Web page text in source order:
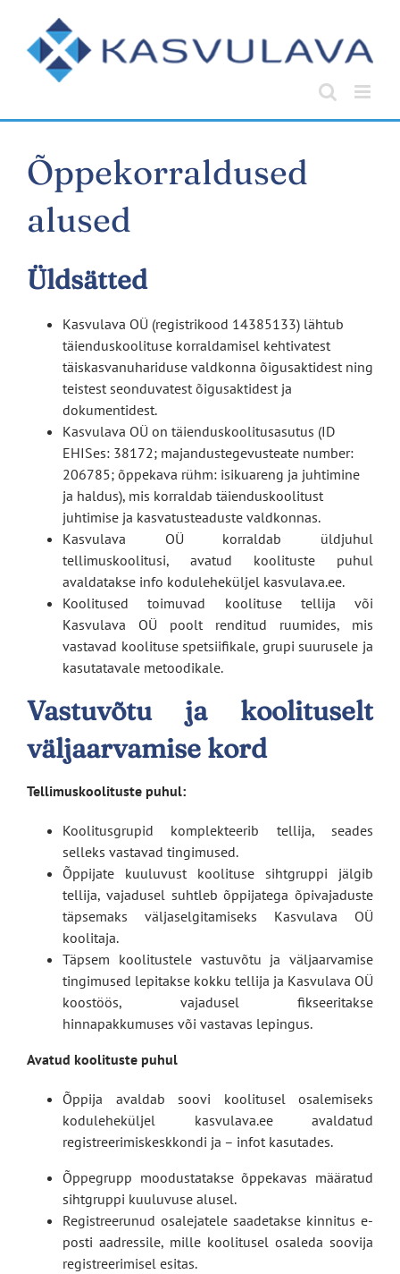
content
Õppekorraldused
alused
Üldsätted
Kasvulava OÜ (registrikood 14385133) lähtub
täienduskoolituse korraldamisel kehtivatest
täiskasvanuhariduse valdkonna õigusaktidest ning
teistest seonduvatest õigusaktidest ja
dokumentidest.
Kasvulava OÜ on täienduskoolitusasutus (ID
EHISes: 38172; majandustegevusteate number:
206785; õppekava rühm: isikuareng ja juhtimine
ja haldus), mis korraldab täienduskoolitust
juhtimise ja kasvatusteaduste valdkonnas.
Kasvulava OÜ korraldab üldjuhul
tellimuskoolitusi, avatud koolituste puhul
avaldatakse info koduleheküljel kasvulava.ee.
Koolitused toimuvad koolituse tellija või
Kasvulava OÜ poolt renditud ruumides, mis
vastavad koolituse spetsiifikale, grupi suurusele ja
kasutatavale metoodikale.
Vastuvõtu ja koolituselt
väljaarvamise kord
Tellimuskoolituste puhul:
Koolitusgrupid komplekteerib tellija, seades
selleks vastavad tingimused.
Õppijate kuuluvust koolituse sihtgruppi jälgib
tellija, vajadusel suhtleb õppijatega õpivajaduste
täpsemaks väljaselgitamiseks Kasvulava OÜ
koolitaja.
Täpsem koolitustele vastuvõtu ja väljaarvamise
tingimused lepitakse kokku tellija ja Kasvulava OÜ
koostöös, vajadusel fikseeritakse
hinnapakkumuses või vastavas lepingus.
Avatud koolituste puhul
Õppija avaldab soovi koolitusel osalemiseks
koduleheküljel kasvulava.ee avaldatud
registreerimiskeskkondi ja – infot kasutades.
Õppegrupp moodustatakse õppekavas määratud
sihtgruppi kuuluvuse alusel.
Registreerunud osalejatele saadetakse kinnitus e-
posti aadressile, mille koolitusel osaleda soovija
registreerimisel esitas.